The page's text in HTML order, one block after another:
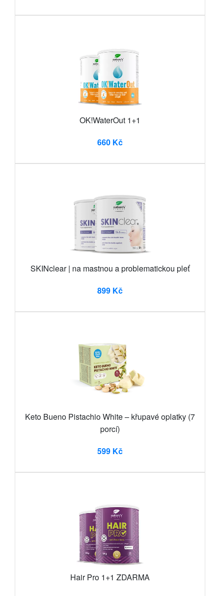
OK!WaterOut 1+1
660 Kč
SKINclear | na mastnou a problematickou pleť
899 Kč
Keto Bueno Pistachio White – křupavé oplatky (7
porcí)
599 Kč
Hair Pro 1+1 ZDARMA